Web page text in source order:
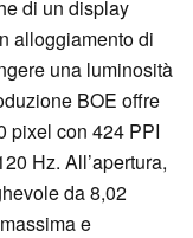
di un display
alloggiamento di
una luminosità
BOE offre
pixel con 424 PPI
Hz. All’apertura,
da 8,02
e